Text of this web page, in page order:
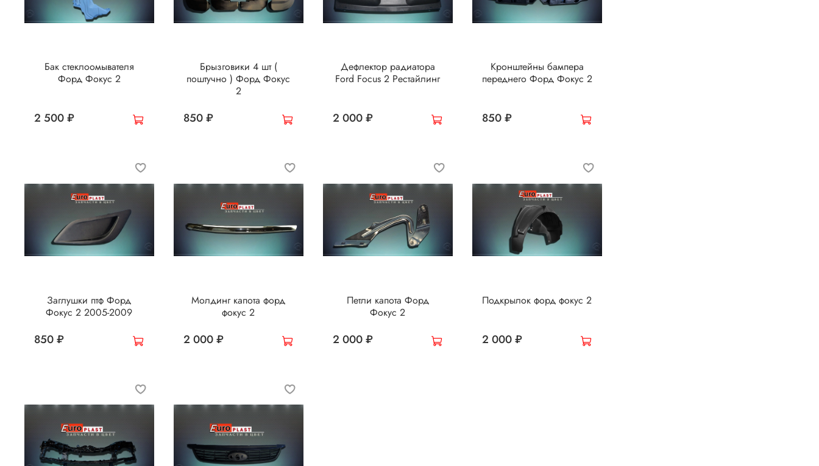
Бак стеклоомывателя
Форд Фокус 2
2 500 ₽
Брызговики 4 шт (
поштучно ) Форд Фокус
2
850 ₽
Дефлектор радиатора
Ford Focus 2 Рестайлинг
2 000 ₽
Кронштейны бампера
переднего Форд Фокус 2
850 ₽
Заглушки птф Форд
Фокус 2 2005-2009
850 ₽
Молдинг капота форд
фокус 2
2 000 ₽
Петли капота Форд
Фокус 2
2 000 ₽
Подкрылок форд фокус 2
2 000 ₽